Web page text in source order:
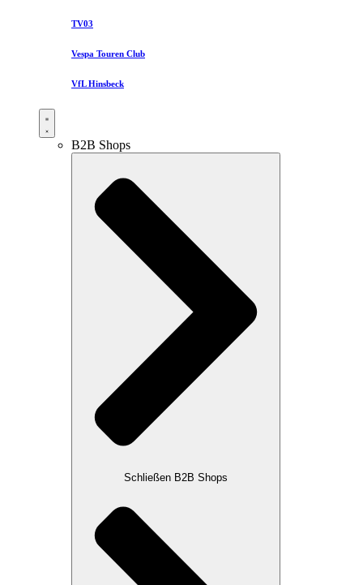
TV03
Vespa Touren Club
VfL Hinsbeck
B2B Shops
Schließen B2B Shops